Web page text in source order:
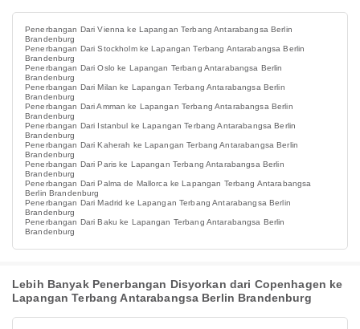
Penerbangan Dari Vienna ke Lapangan Terbang Antarabangsa Berlin
Brandenburg
Penerbangan Dari Stockholm ke Lapangan Terbang Antarabangsa Berlin
Brandenburg
Penerbangan Dari Oslo ke Lapangan Terbang Antarabangsa Berlin
Brandenburg
Penerbangan Dari Milan ke Lapangan Terbang Antarabangsa Berlin
Brandenburg
Penerbangan Dari Amman ke Lapangan Terbang Antarabangsa Berlin
Brandenburg
Penerbangan Dari Istanbul ke Lapangan Terbang Antarabangsa Berlin
Brandenburg
Penerbangan Dari Kaherah ke Lapangan Terbang Antarabangsa Berlin
Brandenburg
Penerbangan Dari Paris ke Lapangan Terbang Antarabangsa Berlin
Brandenburg
Penerbangan Dari Palma de Mallorca ke Lapangan Terbang Antarabangsa
Berlin Brandenburg
Penerbangan Dari Madrid ke Lapangan Terbang Antarabangsa Berlin
Brandenburg
Penerbangan Dari Baku ke Lapangan Terbang Antarabangsa Berlin
Brandenburg
Lebih Banyak Penerbangan Disyorkan dari Copenhagen ke
Lapangan Terbang Antarabangsa Berlin Brandenburg